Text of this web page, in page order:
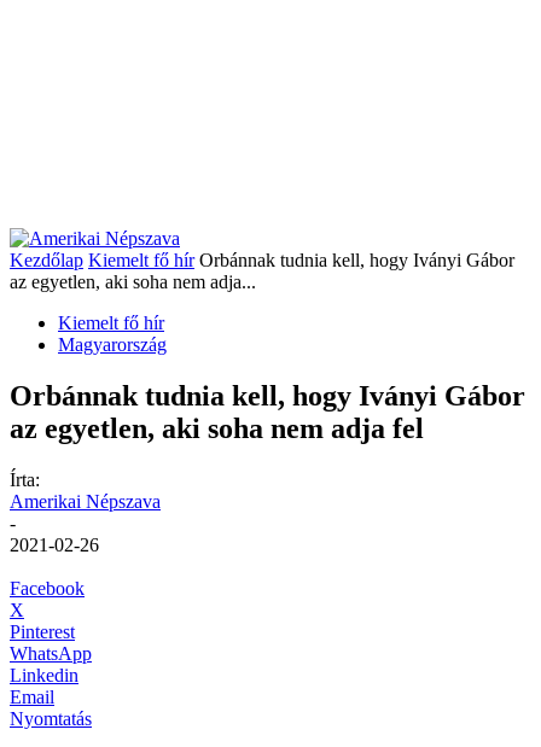
Kezdőlap Kiemelt fő hír Orbánnak tudnia kell, hogy Iványi Gábor
az egyetlen, aki soha nem adja...
Kiemelt fő hír
Magyarország
Orbánnak tudnia kell, hogy Iványi Gábor
az egyetlen, aki soha nem adja fel
Írta:
Amerikai Népszava
-
2021-02-26
Facebook
X
Pinterest
WhatsApp
Linkedin
Email
Nyomtatás